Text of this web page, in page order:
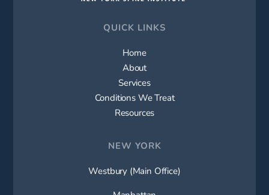
QUICK LINKS
Home
About
Services
Conditions We Treat
Resources
NEW YORK
Westbury (Main Office)